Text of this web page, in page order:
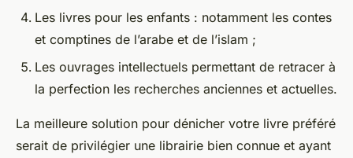
Les livres pour les enfants : notamment les contes
et comptines de l’arabe et de l’islam ;
Les ouvrages intellectuels permettant de retracer à
la perfection les recherches anciennes et actuelles.
La meilleure solution pour dénicher votre livre préféré
serait de privilégier une librairie bien connue et ayant